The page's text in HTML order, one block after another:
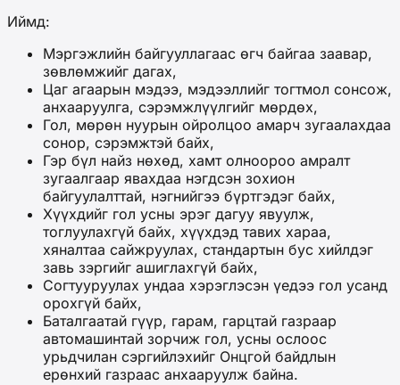
Иймд:
Мэргэжлийн байгууллагаас өгч байгаа заавар,
зөвлөмжийг дагах,
Цаг агаарын мэдээ, мэдээллийг тогтмол сонсож,
анхааруулга, сэрэмжлүүлгийг мөрдөх,
Гол, мөрөн нуурын ойролцоо амарч зугаалахдаа
сонор, сэрэмжтэй байх,
Гэр бүл найз нөхөд, хамт олноороо амралт
зугаалгаар явахдаа нэгдсэн зохион
байгуулалттай, нэгнийгээ бүртгэдэг байх,
Хүүхдийг гол усны эрэг дагуу явуулж,
тоглуулахгүй байх, хүүхдэд тавих хараа,
хяналтаа сайжруулах, стандартын бус хийлдэг
завь зэргийг ашиглахгүй байх,
Согтууруулах ундаа хэрэглэсэн үедээ гол усанд
орохгүй байх,
Баталгаатай гүүр, гарам, гарцтай газраар
автомашинтай зорчиж гол, усны ослоос
урьдчилан сэргийлэхийг Онцгой байдлын
ерөнхий газраас анхааруулж байна.